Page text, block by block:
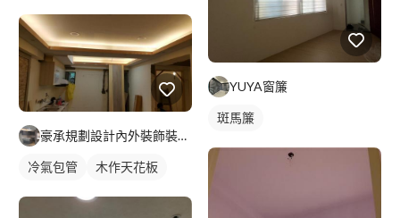
豪承規劃設計內外裝飾裝潢工程
冷氣包管 木作天花板
YUYA窗簾
斑馬簾